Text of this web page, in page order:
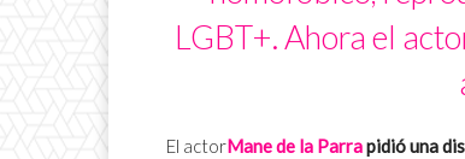
LGBT+. Ahora el
El actorMane de la Parrapidió una